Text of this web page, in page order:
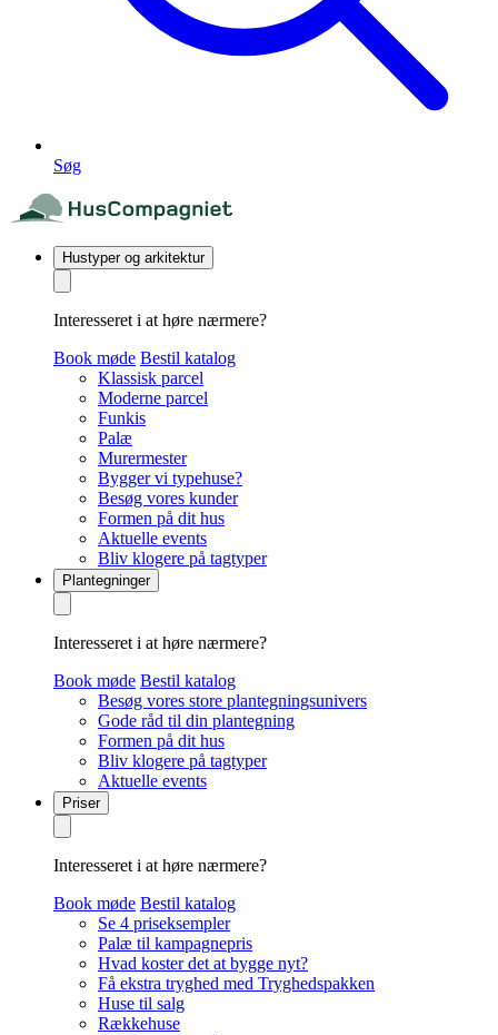
Søg
Hustyper og arkitektur
Interesseret i at høre nærmere?
Book møde Bestil katalog
Klassisk parcel
Moderne parcel
Funkis
Palæ
Murermester
Bygger vi typehuse?
Besøg vores kunder
Formen på dit hus
Aktuelle events
Bliv klogere på tagtyper
Plantegninger
Interesseret i at høre nærmere?
Book møde Bestil katalog
Besøg vores store plantegningsunivers
Gode råd til din plantegning
Formen på dit hus
Bliv klogere på tagtyper
Aktuelle events
Priser
Interesseret i at høre nærmere?
Book møde Bestil katalog
Se 4 priseksempler
Palæ til kampagnepris
Hvad koster det at bygge nyt?
Få ekstra tryghed med Tryghedspakken
Huse til salg
Rækkehuse